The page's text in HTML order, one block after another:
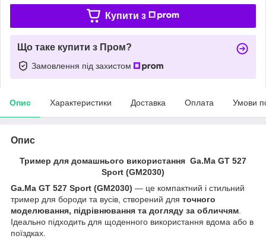
Купити з
Що таке купити з Пром?
Замовлення під захистом
Опис Характеристики Доставка Оплата Умови
Опис
Тример для домашнього використання Ga.Ma GT 527
Sport (GM2030)
Ga.Ma GT 527 Sport (GM2030) — це компактний і стильний
тример для бороди та вусів, створений для точного
моделювання, підрівнювання та догляду за обличчям
Ідеально підходить для щоденного використання вдома або в
поїздках.